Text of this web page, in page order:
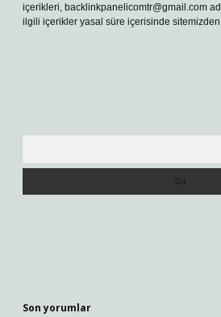
içerikleri, backlinkpanelicomtr@gmail.com
ilgili içerikler yasal süre içerisinde sitemizden
Son yorumlar